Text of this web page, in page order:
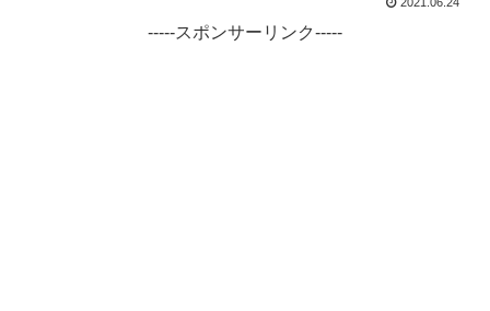
-----スポンサーリンク-----